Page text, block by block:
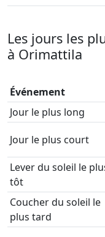
Les jours les
à Orimattila
Événement
Jour le plus long
Jour le plus court
Lever du soleil le
tôt
Coucher du soleil le
plus tard